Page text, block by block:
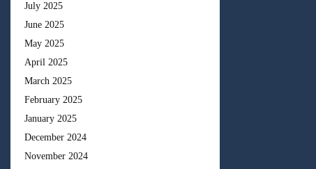
July 2025
June 2025
May 2025
April 2025
March 2025
February 2025
January 2025
December 2024
November 2024